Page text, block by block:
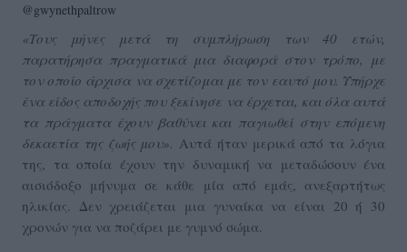
@gwynethpaltrow
«Τους μήνες μετά τη συμπλήρωση των 40 ετών,
παρατήρησα πραγματικά μια διαφορά στον τρόπο, με
τον οποίο άρχισα να σχετίζομαι με τον εαυτό μου. Υπήρχε
ένα είδος αποδοχής που ξεκίνησε να έρχεται, και όλα αυτά
τα πράγματα έχουν βαθύνει και παγιωθεί στην επόμενη
δεκαετία της ζωής μου». Αυτά ήταν μερικά από τα λόγια
της, τα οποία έχουν την δυναμική να μεταδώσουν ένα
αισιόδοξο μήνυμα σε κάθε μία από εμάς, ανεξαρτήτως
ηλικίας. Δεν χρειάζεται μια γυναίκα να είναι 20 ή 30
χρονών για να ποζάρει με γυμνό σώμα.